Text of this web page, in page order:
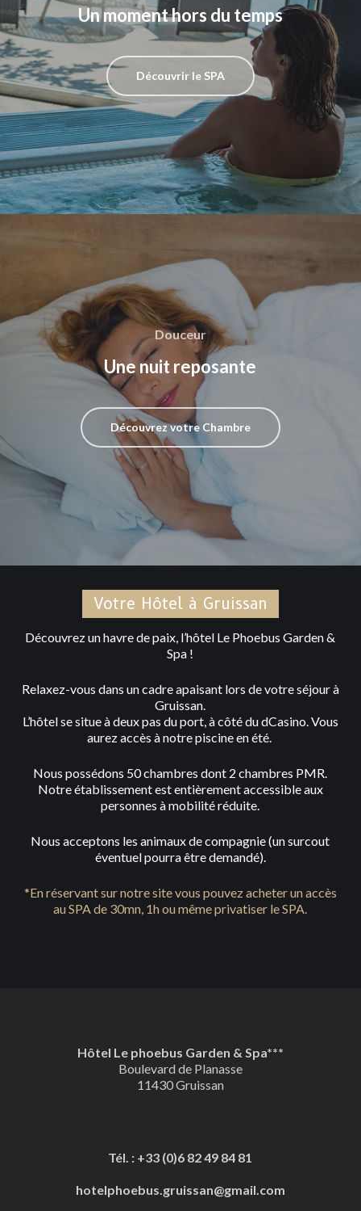
Un moment hors du temps
Découvrir le SPA
Douceur
Une nuit reposante
Découvrez votre Chambre
Votre Hôtel à Gruissan
Découvrez un havre de paix, l’hôtel Le Phoebus Garden &
Spa !
Relaxez-vous dans un cadre apaisant lors de votre séjour à
Gruissan.
L’hôtel se situe à deux pas du port, à côté du dCasino. Vous
aurez accès à notre piscine en été.
Nous possédons 50 chambres dont 2 chambres PMR.
Notre établissement est entièrement accessible aux
personnes à mobilité réduite.
Nous acceptons les animaux de compagnie (un surcout
éventuel pourra être demandé).
*En réservant sur notre site vous pouvez acheter un accès
au SPA de 30mn, 1h ou même privatiser le SPA.
Hôtel Le phoebus Garden & Spa***
Boulevard de Planasse
11430 Gruissan
Tél. : +33 (0)6 82 49 84 81
hotelphoebus.gruissan@gmail.com